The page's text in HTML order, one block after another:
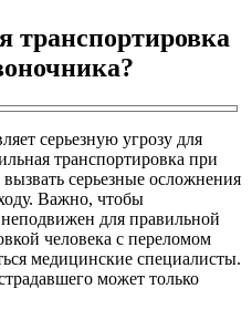
транспортировка
серьезную угрозу для
транспортировка при
серьезные осложнения
Важно, чтобы
для правильной
человека с переломом
медицинские специалисты.
может только